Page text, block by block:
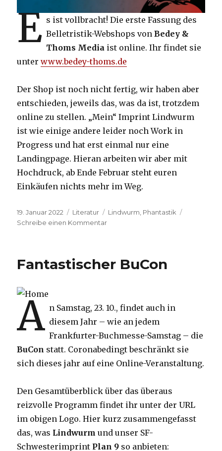
E s ist vollbracht! Die erste Fassung des
Belletristik-Webshops vonBedey &
Thoms Media ist online. Ihr findet sie
unterwww.bedey-thoms.de
Der Shop ist noch nicht fertig, wir haben aber
entschieden, jeweils das, was da ist, trotzdem
online zu stellen. „Mein“ Imprint Lindwurm
ist wie einige andere leider noch Work in
Progress und hat erst einmal nur eine
Landingpage. Hieran arbeiten wir aber mit
Hochdruck, ab Ende Februar steht euren
Einkäufen nichts mehr im Weg.
Veröffentlicht
am
19. Januar 2022 Kategorien
Literatur Schlagwörter
Lindwurm Phantastik
Schreibe einen Kommentarzu
Fantastischer BuCon
A n Samstag, 23. 10., findet auch in
diesem Jahr – wie an jedem
Frankfurter-Buchmesse-Samstag – die
BuCon statt. Coronabedingt beschränkt sie
sich dieses jahr auf eine Online-Veranstaltung.
Den Gesamtüberblick über das überaus
reizvolle Programm findet ihr unter der URL
im obigen Logo. Hier kurz zusammengefasst
das, was Lindwurmund unser SF-
Schwesterimprint Plan 9 so anbieten: